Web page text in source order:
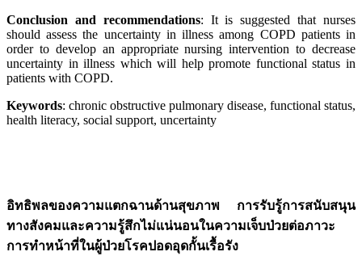
Conclusion and recommendations: It is suggested that nurses
should assess the uncertainty in illness among COPD patients in
order to develop an appropriate nursing intervention to decrease
uncertainty in illness which will help promote functional status in
patients with COPD.
Keywords: chronic obstructive pulmonary disease, functional status,
health literacy, social support, uncertainty
อิทธิพลของความแตกฉานด้านสุขภาพ การรับรู้การสนับสนุน
ทางสังคมและความรู้สึกไม่แน่นอนในความเจ็บป่วยต่อภาวะ
การทำหน้าที่ในผู้ป่วยโรคปอดอุดกั้นเรื้อรัง